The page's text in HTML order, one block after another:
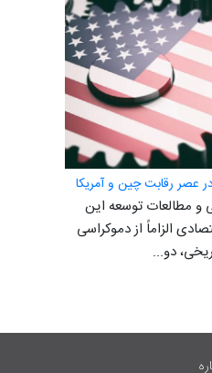
عصر رقابت چین و آمریکا
و مطالعات توسعه این
الزاماً از دموکراسی
دو...